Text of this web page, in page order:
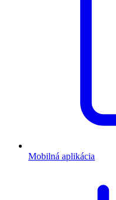
Mobilná aplikácia